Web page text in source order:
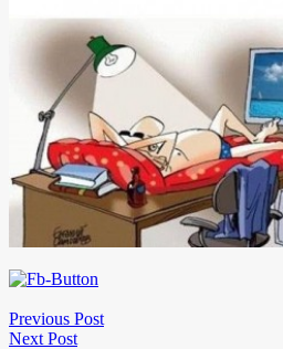
Previous Post
Next Post